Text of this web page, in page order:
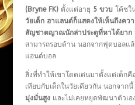
(Bryne FK)ตั้งแต่อายุ 5 ขวบโค้ชใน
วัยเด็ก ฮาแลนด์ก็แสดงให้เห็นถึงคว
สัญชาตญาณนักล่าประตูที่หาได้ยาก
สามารถรอบด้าน นอกจากฟุตบอลแ
แฮนด์บอล
สิ่งที่ทำให้เขาโดดเด่นมาตั้งแต่เด็กคือ
เทียบกับเด็กในวัยเดียวกัน นอกจาก
มุ่งมั่นสูงและไม่เคยหยุดพัฒนาตัวเอ